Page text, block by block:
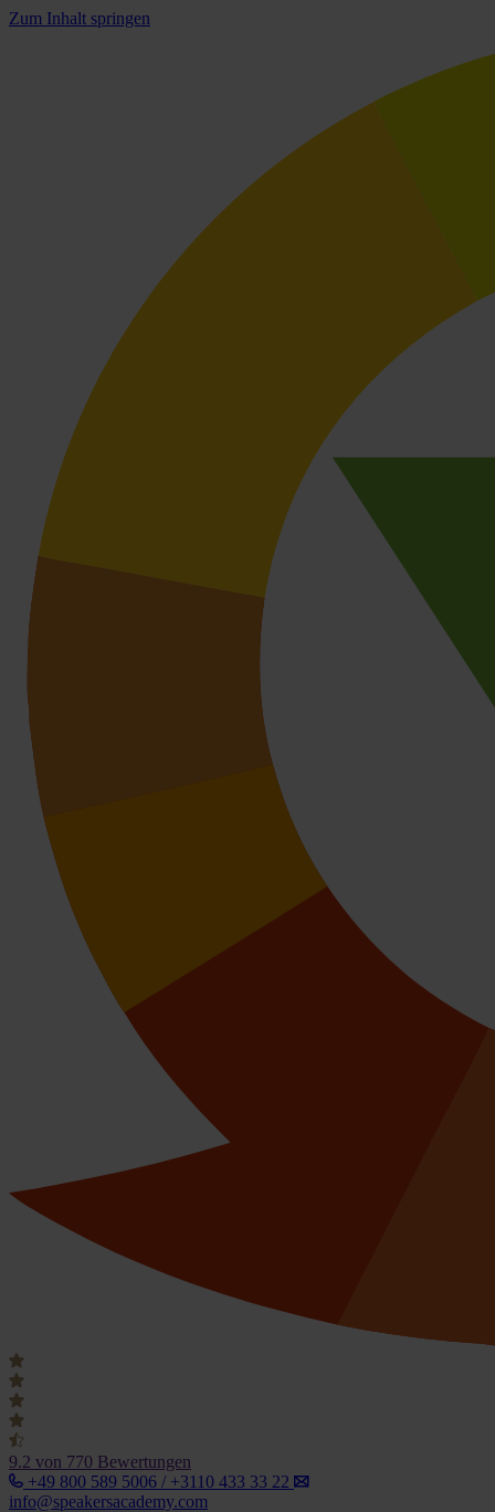
Zum Inhalt springen
9.2 von 770 Bewertungen
+49 800 589 5006 / +3110 433 33 22
info@speakersacademy.com